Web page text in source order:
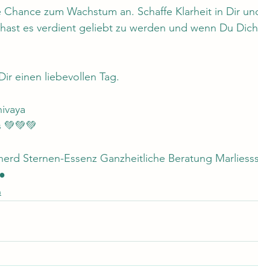
Chance zum Wachstum an. Schaffe Klarheit in Dir
es verdient geliebt zu werden und wenn Du
einen liebevollen Tag.
💚💚💚
Sternen-Essenz Ganzheitliche Beratung